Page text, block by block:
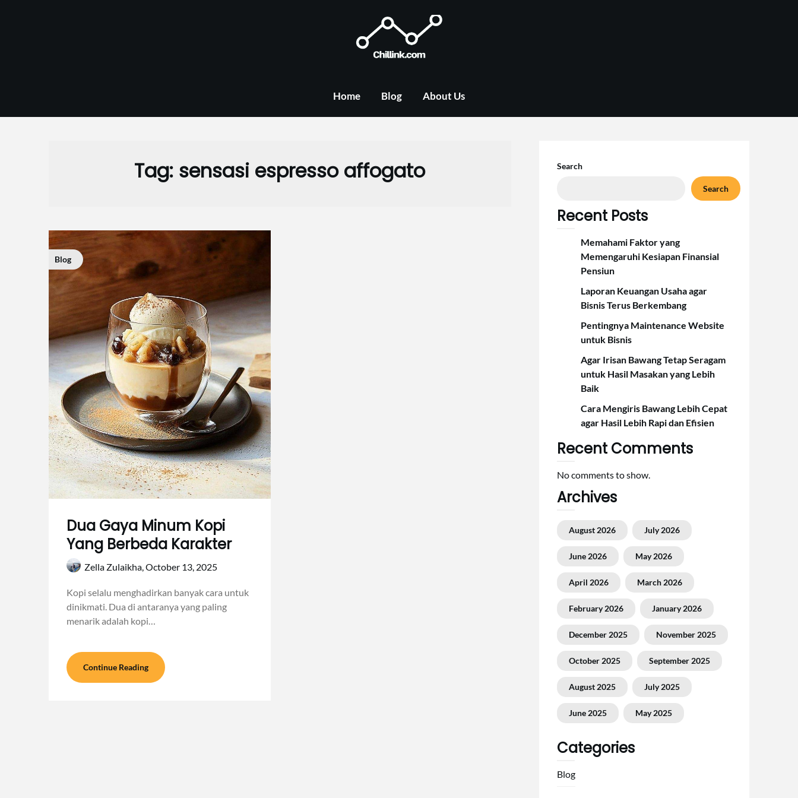
Home Blog About Us
Tag: sensasi espresso affogato
Blog
Dua Gaya Minum Kopi
Yang Berbeda Karakter
Zella Zulaikha,October 13, 2025
Kopi selalu menghadirkan banyak cara untuk
dinikmati. Dua di antaranya yang paling
menarik adalah kopi…
Continue Reading
Search
Search
Recent Posts
Memahami Faktor yang
Memengaruhi Kesiapan Finansial
Pensiun
Laporan Keuangan Usaha agar
Bisnis Terus Berkembang
Pentingnya Maintenance Website
untuk Bisnis
Agar Irisan Bawang Tetap Seragam
untuk Hasil Masakan yang Lebih
Baik
Cara Mengiris Bawang Lebih Cepat
agar Hasil Lebih Rapi dan Efisien
Recent Comments
No comments to show.
Archives
August 2026 July 2026
June 2026 May 2026
April 2026 March 2026
February 2026 January 2026
December 2025 November 2025
October 2025 September 2025
August 2025 July 2025
June 2025 May 2025
Categories
Blog